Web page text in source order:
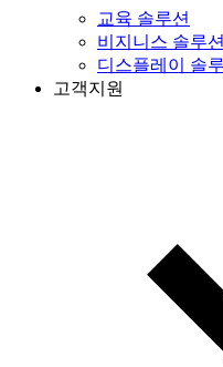
교육 솔루션
비지니스 솔루션
디스플레이 솔
고객지원